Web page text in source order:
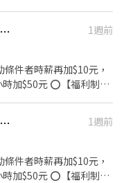
【すき家 SUKIYA】★時薪240元起(含全勤)★林森南路店
1週前
件者時薪再加$10元，
⭕【福利制
顧客、收銀結帳、環境
【すき家 SUKIYA】★時薪240元起(含全勤)★大直北安店
1週前
件者時薪再加$10元，
⭕【福利制